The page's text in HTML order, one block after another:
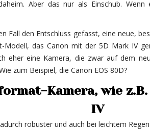
Aber das nur als Einschub.
Fall den Entschluss gefasst, eine neue,
Modell, das Canon mit der 5D Mark IV
eher eine Kamera, die zwar auf dem
zum Beispiel, die Canon EOS 80D?
Kamera, wie z.B.
IV
robuster und auch bei leichtem